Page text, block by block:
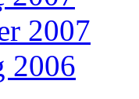
2007
2006